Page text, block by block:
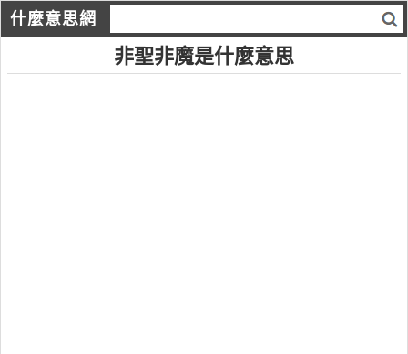
什麼意思網
非聖非魔是什麼意思